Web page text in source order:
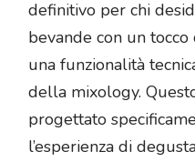
definitivo per chi
bevande con un
una funzionalità
della mixology.
progettato
l’esperienza di